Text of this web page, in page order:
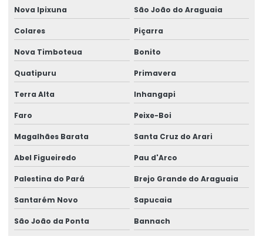
Nova Ipixuna São João do Araguaia
Colares Piçarra
Nova Timboteua Bonito
Quatipuru Primavera
Terra Alta Inhangapi
Faro Peixe-Boi
Magalhães Barata Santa Cruz do Arari
Abel Figueiredo Pau d'Arco
Palestina do Pará Brejo Grande do Araguaia
Santarém Novo Sapucaia
São João da Ponta Bannach